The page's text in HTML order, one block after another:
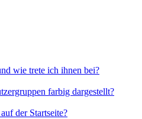
wie trete ich ihnen bei?
farbig dargestellt?
der Startseite?